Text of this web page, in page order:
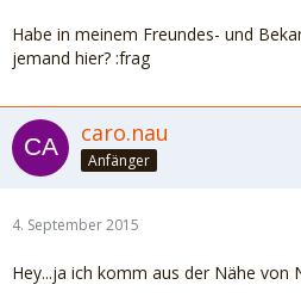
Habe in meinem Freundes- und
jemand hier? :frag
caro.nau
Anfänger
4. September 2015
Hey...ja ich komm aus der Nähe von